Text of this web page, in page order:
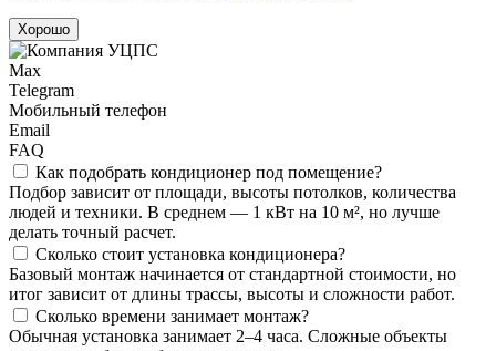
Хорошо
Max
Telegram
Мобильный телефон
Email
FAQ
Как подобрать кондиционер под помещение?
Подбор зависит от площади, высоты потолков, количества
людей и техники. В среднем — 1 кВт на 10 м², но лучше
делать точный расчет.
Сколько стоит установка кондиционера?
Базовый монтаж начинается от стандартной стоимости, но
итог зависит от длины трассы, высоты и сложности работ.
Сколько времени занимает монтаж?
Обычная установка занимает 2–4 часа. Сложные объекты